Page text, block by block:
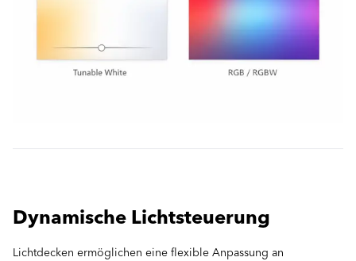
Dynamische Lichtsteuerung
Lichtdecken ermöglichen eine flexible Anpassung an